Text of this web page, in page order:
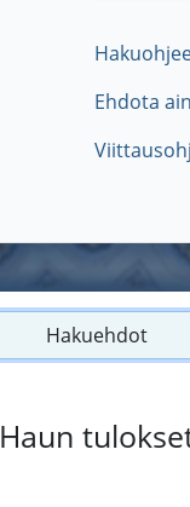
Ehdota
Hakuehdot
Haun